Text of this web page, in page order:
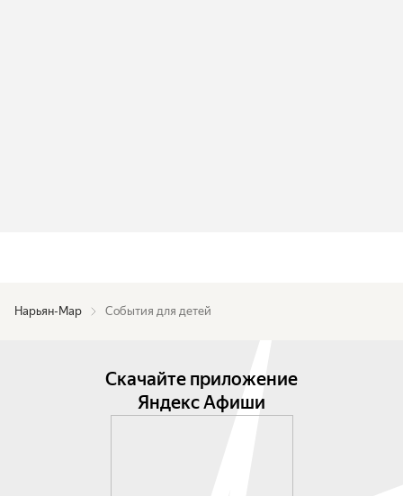
Нарьян-Мар События для детей
Скачайте приложение
Яндекс Афиши